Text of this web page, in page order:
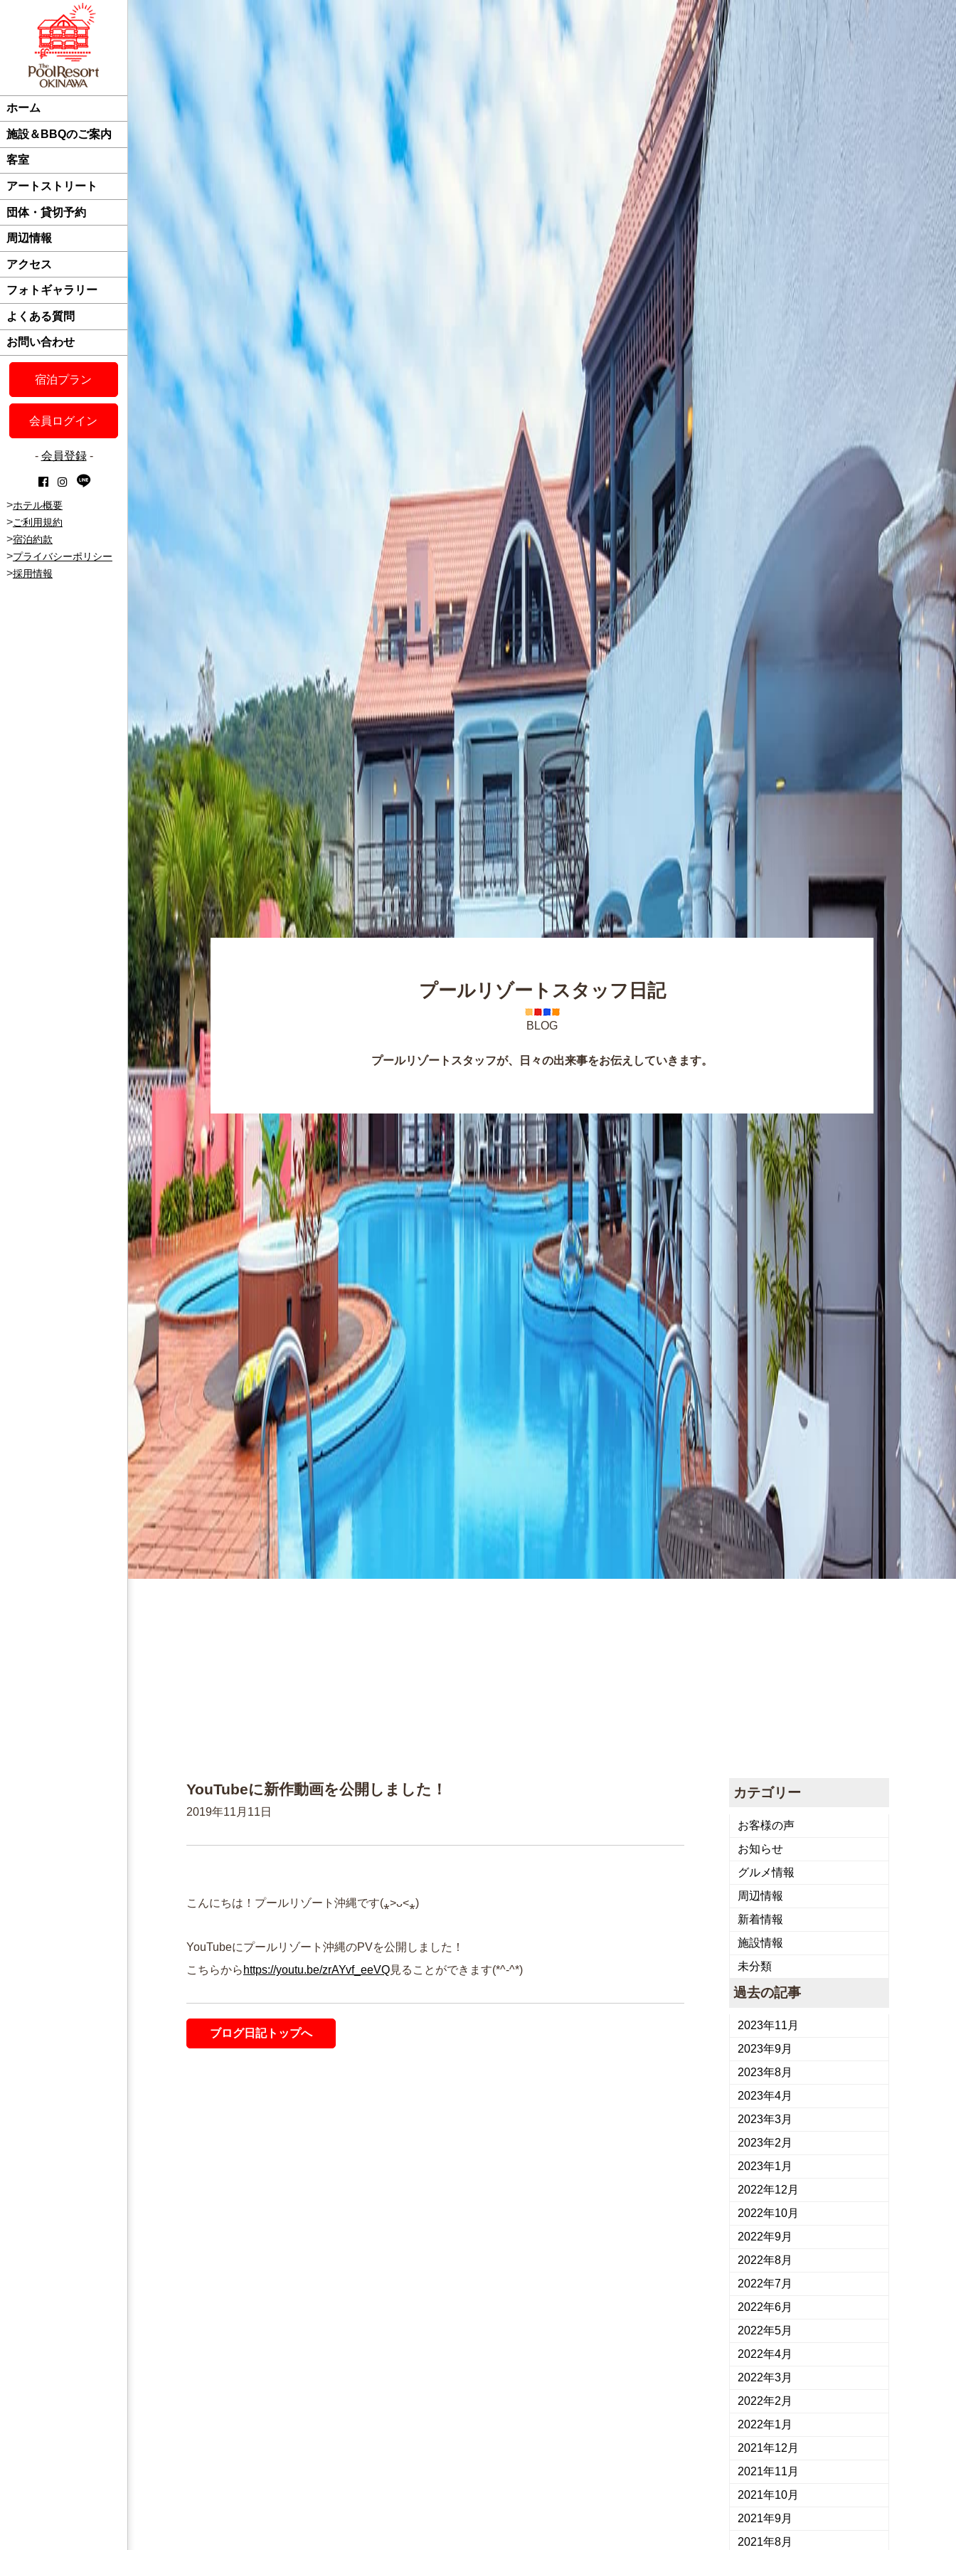
ホーム
施設＆BBQのご案内
客室
アートストリート
団体・貸切予約
周辺情報
アクセス
フォトギャラリー
よくある質問
お問い合わせ
宿泊プラン
会員ログイン
- 会員登録-
>ホテル概要
>ご利用規約
>宿泊約款
>プライバシーポリシー
>採用情報
プールリゾートスタッフ日記
BLOG
プールリゾートスタッフが、日々の出来事をお伝えしていきます。
YouTubeに新作動画を公開しました！
2019年11月11日
こんにちは！プールリゾート沖縄です(⁎˃ᴗ˂⁎)
YouTubeにプールリゾート沖縄のPVを公開しました！
こちらから https://youtu.be/zrAYvf_eeVQ見ることができます(*^-^*)
ブログ日記トップへ
カテゴリー
お客様の声
お知らせ
グルメ情報
周辺情報
新着情報
施設情報
未分類
過去の記事
2023年11月
2023年9月
2023年8月
2023年4月
2023年3月
2023年2月
2023年1月
2022年12月
2022年10月
2022年9月
2022年8月
2022年7月
2022年6月
2022年5月
2022年4月
2022年3月
2022年2月
2022年1月
2021年12月
2021年11月
2021年10月
2021年9月
2021年8月